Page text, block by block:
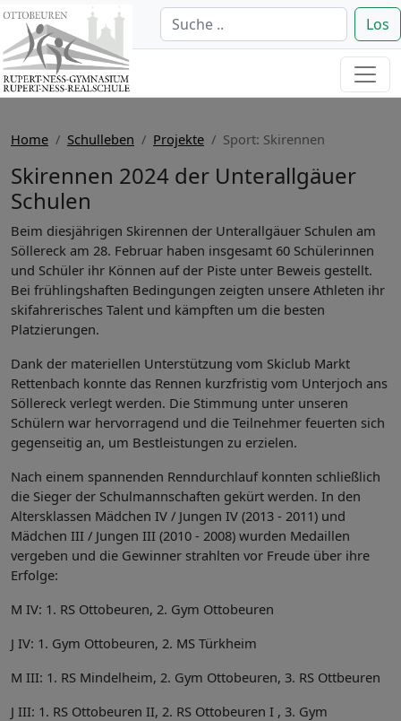
Los
Home Schulleben Projekte Sport: Skirennen
Skirennen 2024 der Unterallgäuer
Schulen
Beim diesjährigen Skirennen der Unterallgäuer Schulen am
Söllereck am 28. Februar haben insgesamt 60 Schülerinnen
und Schüler ihr Können auf der Piste unter Beweis gestellt.
Bei frühlingshaften Bedingungen zeigten unsere Athleten ihr
skifahrerisches Talent und kämpften um die besten
Platzierungen.
Dank der materiellen Unterstützung vom Skiclub Markt
Rettenbach konnte das Rennen kurzfristig vom Unterjoch ans
Söllereck verlegt werden. Die Stimmung unter unseren
Schülern war hervorragend und die Teilnehmer feuerten sich
gegenseitig an, um Bestleistungen zu erzielen.
Nach einem spannenden Renndurchlauf konnten schließlich
die Sieger der Schulmannschaften gekürt werden. In den
Altersklassen Mädchen IV / Jungen IV (2013 - 2011) und
Mädchen III / Jungen III (2010 - 2008) wurden Medaillen
vergeben und die Gewinner strahlten vor Freude über ihre
Erfolge:
M IV: 1. RS Ottobeuren, 2. Gym Ottobeuren
J IV: 1. Gym Ottobeuren, 2. MS Türkheim
M III: 1. RS Mindelheim, 2. Gym Ottobeuren, 3. RS Ottbeuren
J III: 1. RS Ottobeuren II, 2. RS Ottobeuren I , 3. Gym